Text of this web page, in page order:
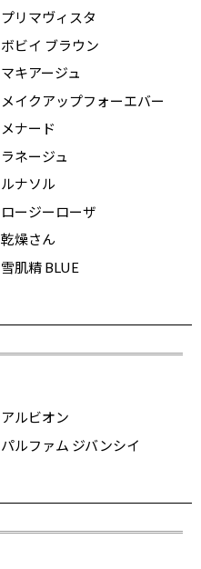
プリマヴィスタ
ボビイ ブラウン
マキアージュ
メイクアップフォーエバー
メナード
ラネージュ
ルナソル
ロージーローザ
乾燥さん
雪肌精 BLUE
アルビオン
パルファム ジバンシイ